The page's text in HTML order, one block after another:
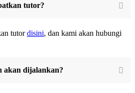
tutor?
tutordisini, dan kami akan hubungi
akan dijalankan?